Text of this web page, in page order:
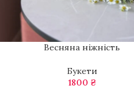
ДОДАТИ В КОШИКВесняна ніжність
Букети
1800 ₴